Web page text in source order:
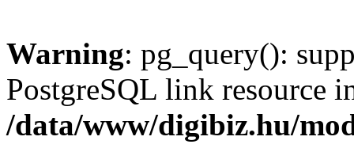
Warning: pg_query():
PostgreSQL link resource
/data/www/digibiz.hu/